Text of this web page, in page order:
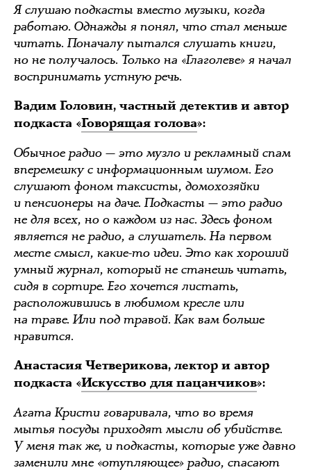
Я слушаю подкасты вместо музыки, когда
работаю. Однажды я понял, что стал меньше
читать. Поначалу пытался слушать книги,
но не получалось. Только на «Глаголеве» я начал
воспринимать устную речь.
Вадим Головин, частный детектив и автор
подкаста «Говорящая голова»:
Обычное радио — это музло и рекламный спам
вперемешку с информационным шумом. Его
слушают фоном таксисты, домохозяйки
и пенсионеры на даче. Подкасты — это радио
не для всех, но о каждом из нас. Здесь фоном
является не радио, а слушатель. На первом
месте смысл, какие-то идеи. Это как хороший
умный журнал, который не станешь читать,
сидя в сортире. Его хочется листать,
расположившись в любимом кресле или
на траве. Или под травой. Как вам больше
нравится.
Анастасия Четверикова, лектор и автор
подкаста «Искусство для пацанчиков»:
Агата Кристи говаривала, что во время
мытья посуды приходят мысли об убийстве.
У меня так же, и подкасты, которые уже давно
заменили мне «отупляющее» радио, спасают